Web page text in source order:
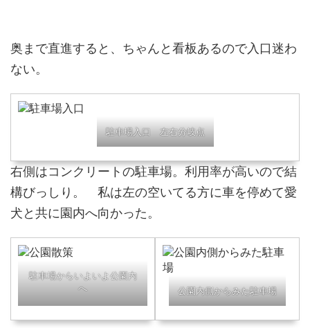
奥まで直進すると、ちゃんと看板あるので入口迷わ
ない。
駐車場入口 左右分岐点
右側はコンクリートの駐車場。利用率が高いので結
構びっしり。 私は左の空いてる方に車を停めて愛
犬と共に園内へ向かった。
駐車場からいよいよ公園内
へ
公園内側からみた駐車場